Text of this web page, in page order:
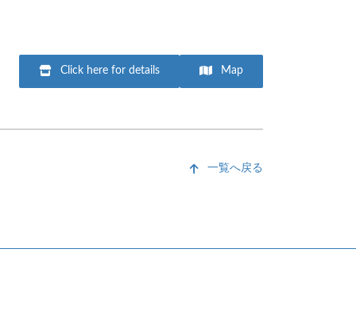
Click here for details Map
一覧へ戻る